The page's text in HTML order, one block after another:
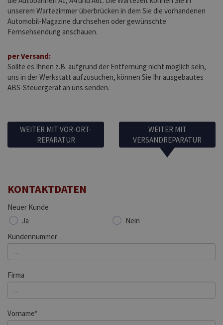
unserem Wartezimmer überbrücken in dem Sie die vorhandenen
Automobil-Magazine durchsehen oder gewünschte
Fernsehsendung anschauen.
per Versand:
Sollte es Ihnen z.B. aufgrund der Entfernung nicht möglich sein,
uns in der Werkstatt aufzusuchen, können Sie Ihr ausgebautes
ABS-Steuergerät an uns senden.
WEITER MIT VOR-ORT-
REPARATUR
WEITER MIT
VERSANDREPARATUR
KONTAKTDATEN
Neuer Kunde
Ja
Nein
Kundennummer
Firma
Vorname*